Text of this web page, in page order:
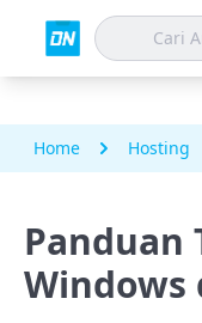
Home Hosting
Panduan
Windows